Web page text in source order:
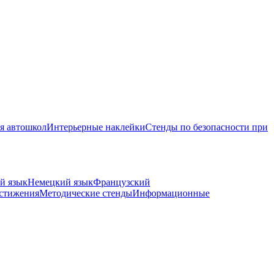
автошколИнтерьерные наклейкиСтенды по безопасности при
языкНемецкий языкФранцузский
Методические стендыИнформационные